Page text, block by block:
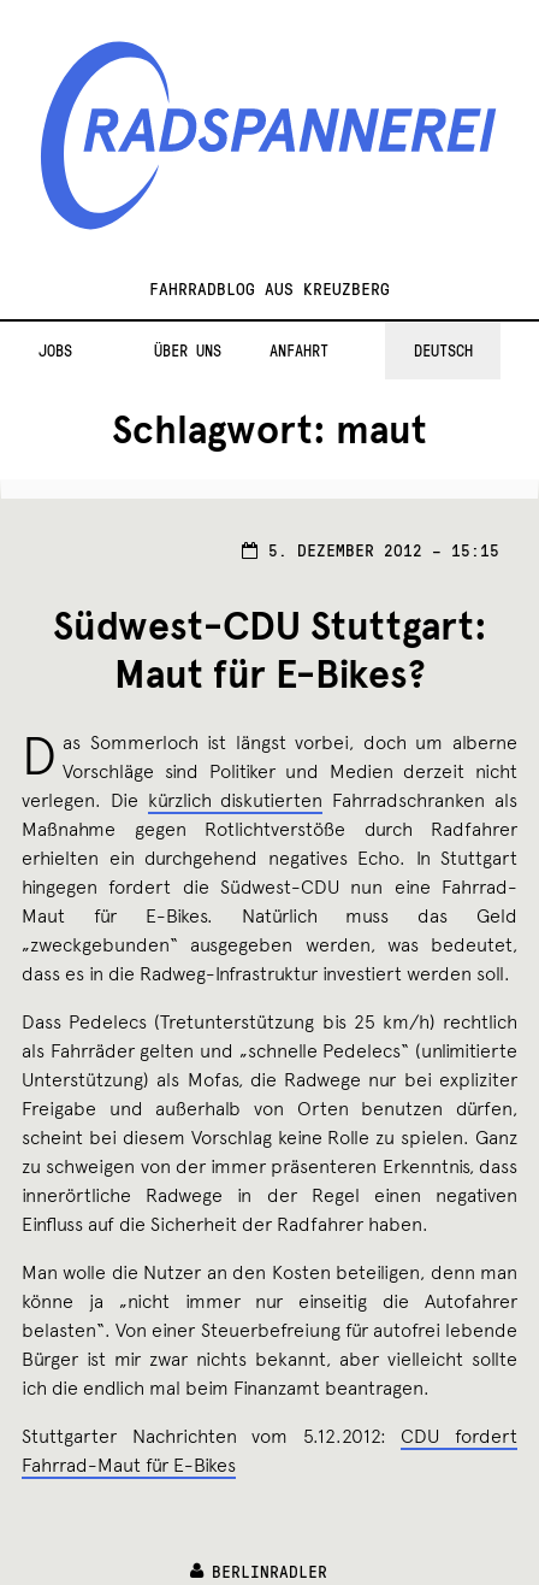
RadspannereiFAHRRADBLOG AUS KREUZBERG
JOBS ÜBER UNS ANFAHRT DEUTSCH
Schlagwort: maut
5. DEZEMBER 2012 – 15:15
Südwest-CDU Stuttgart:
Maut für E-Bikes?
D as Sommerloch ist längst vorbei, doch um alberne
Vorschläge sind Politiker und Medien derzeit nicht
verlegen. Die kürzlich diskutierten Fahrradschranken als
Maßnahme gegen Rotlichtverstöße durch Radfahrer
erhielten ein durchgehend negatives Echo. In Stuttgart
hingegen fordert die Südwest-CDU nun eine Fahrrad-
Maut für E-Bikes. Natürlich muss das Geld
„zweckgebunden“ ausgegeben werden, was bedeutet,
dass es in die Radweg-Infrastruktur investiert werden soll.
Dass Pedelecs (Tretunterstützung bis 25 km/h) rechtlich
als Fahrräder gelten und „schnelle Pedelecs“ (unlimitierte
Unterstützung) als Mofas, die Radwege nur bei expliziter
Freigabe und außerhalb von Orten benutzen dürfen,
scheint bei diesem Vorschlag keine Rolle zu spielen. Ganz
zu schweigen von der immer präsenteren Erkenntnis, dass
innerörtliche Radwege in der Regel einen negativen
Einfluss auf die Sicherheit der Radfahrer haben.
Man wolle die Nutzer an den Kosten beteiligen, denn man
könne ja „nicht immer nur einseitig die Autofahrer
belasten“. Von einer Steuerbefreiung für autofrei lebende
Bürger ist mir zwar nichts bekannt, aber vielleicht sollte
ich die endlich mal beim Finanzamt beantragen.
Stuttgarter Nachrichten vom 5.12.2012: CDU fordert
Fahrrad-Maut für E-Bikes
BERLINRADLER